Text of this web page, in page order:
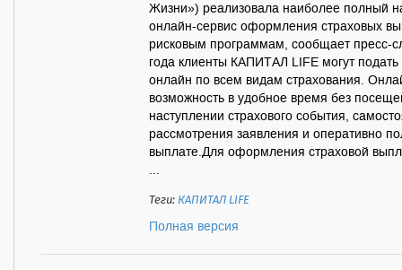
Жизни») реализовала наиболее полный
онлайн-сервис оформления страховых
рисковым программам, сообщает пресс-
года клиенты КАПИТАЛ LIFE могут
онлайн по всем видам страхования.
возможность в удобное время без
наступлении страхового события,
рассмотрения заявления и оперативно
выплате.Для оформления страховой
...
Теги:КАПИТАЛ LIFE
Полная версия